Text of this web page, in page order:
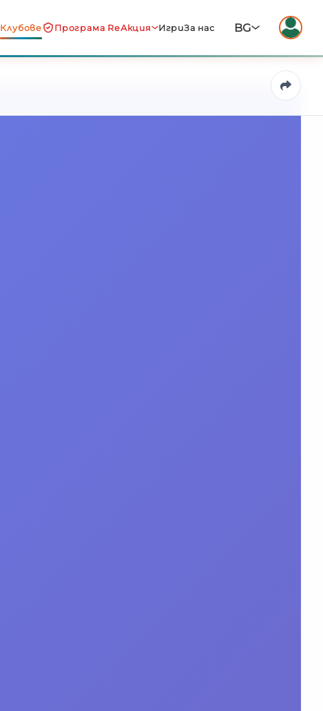
Клубове Програма ReАкция ИгриЗа нас BG